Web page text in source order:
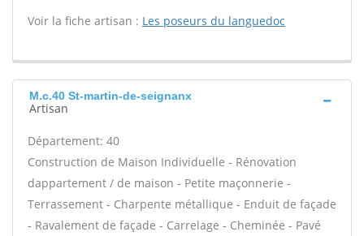
Voir la fiche artisan : Les poseurs du languedoc
M.c.40 St-martin-de-seignanx
Artisan
Département: 40
Construction de Maison Individuelle - Rénovation
dappartement / de maison - Petite maçonnerie -
Terrassement - Charpente métallique - Enduit de façade
- Ravalement de façade - Carrelage - Cheminée - Pavé